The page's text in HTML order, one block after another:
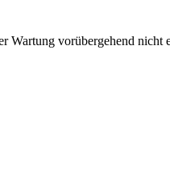
Wartung vorübergehend